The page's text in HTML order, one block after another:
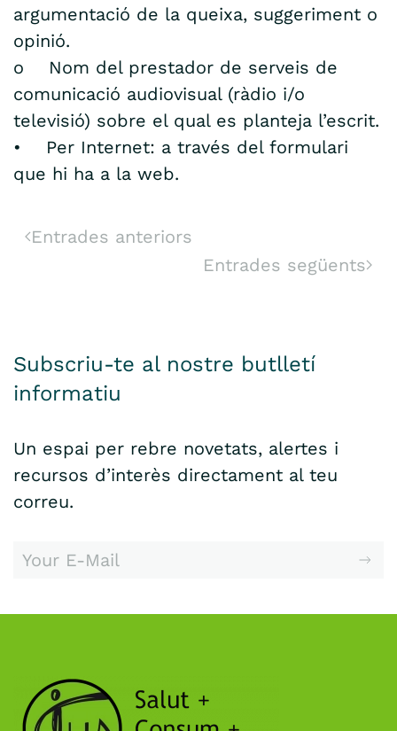
argumentació de la queixa, suggeriment o
opinió.
o Nom del prestador de serveis de
comunicació audiovisual (ràdio i/o
televisió) sobre el qual es planteja l’escrit.
• Per Internet: a través del formulari
que hi ha a la web.
Entrades anteriors
Entrades següents
Subscriu-te al nostre butlletí
informatiu
Un espai per rebre novetats, alertes i
recursos d’interès directament al teu
correu.